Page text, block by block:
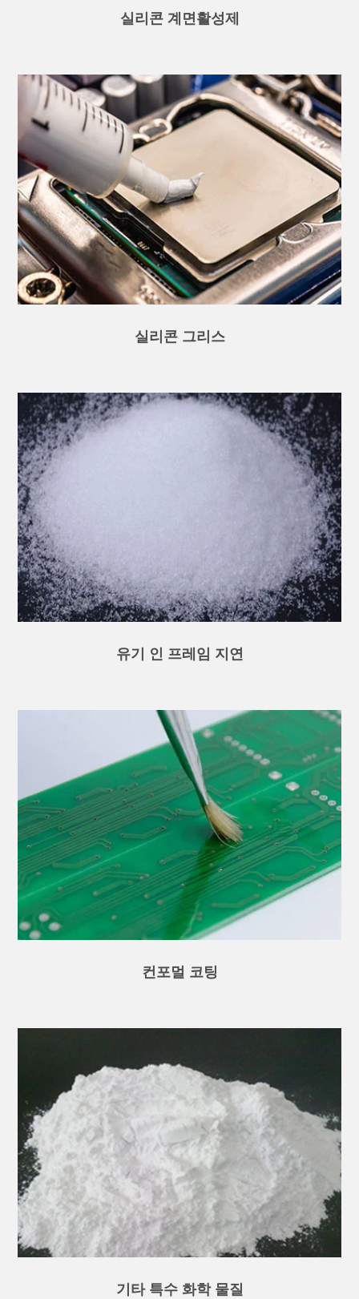
실리콘 계면활성제
실리콘 그리스
유기 인 프레임 지연
컨포멀 코팅
기타 특수 화학 물질